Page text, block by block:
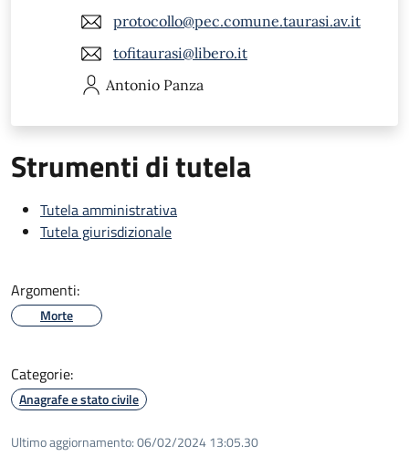
protocollo@pec.comune.taurasi.av.it
tofitaurasi@libero.it
Antonio Panza
Strumenti di tutela
Tutela amministrativa
Tutela giurisdizionale
Argomenti:
Morte
Categorie:
Anagrafe e stato civile
Ultimo aggiornamento:06/02/2024 13:05.30